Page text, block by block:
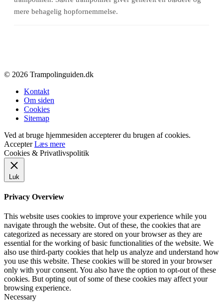
mere behagelig hopfornemmelse.
© 2026 Trampolinguiden.dk
Kontakt
Om siden
Cookies
Sitemap
Ved at bruge hjemmesiden accepterer du brugen af cookies.
Accepter Læs mere
Cookies & Privatlivspolitik
Luk
Privacy Overview
This website uses cookies to improve your experience while you
navigate through the website. Out of these, the cookies that are
categorized as necessary are stored on your browser as they are
essential for the working of basic functionalities of the website. We
also use third-party cookies that help us analyze and understand how
you use this website. These cookies will be stored in your browser
only with your consent. You also have the option to opt-out of these
cookies. But opting out of some of these cookies may affect your
browsing experience.
Necessary